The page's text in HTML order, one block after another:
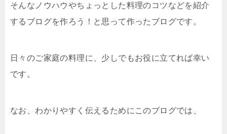
そんなノウハウやちょっとした料理のコツなどを紹介
するブログを作ろう！と思って作ったブログです。
日々のご家庭の料理に、少しでもお役に立てれば幸い
です。
なお、わかりやすく伝えるためにこのブログでは、